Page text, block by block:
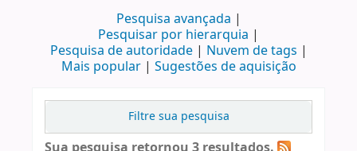
Pesquisa avançada
Pesquisar por hierarquia
Pesquisa de autoridade
Nuvem de tags
Mais popular
Sugestões de aquisição
Filtre sua pesquisa